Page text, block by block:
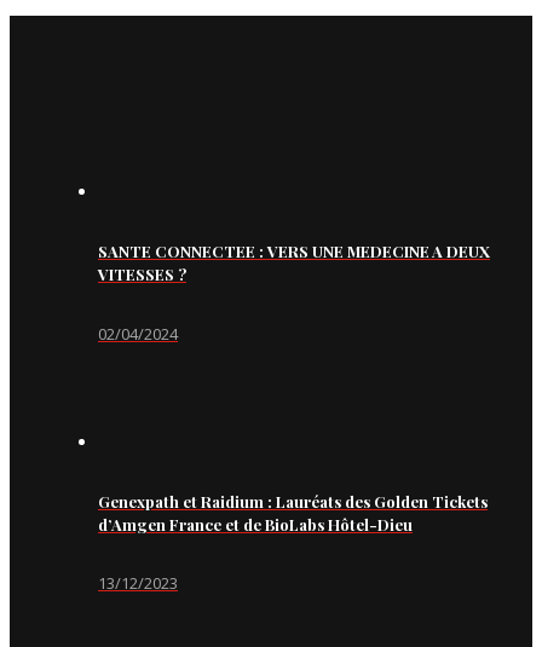
SANTE CONNECTEE : VERS UNE MEDECINE A DEUX
VITESSES ?
02/04/2024
Genexpath et Raidium : Lauréats des Golden Tickets
d’Amgen France et de BioLabs Hôtel-Dieu
13/12/2023